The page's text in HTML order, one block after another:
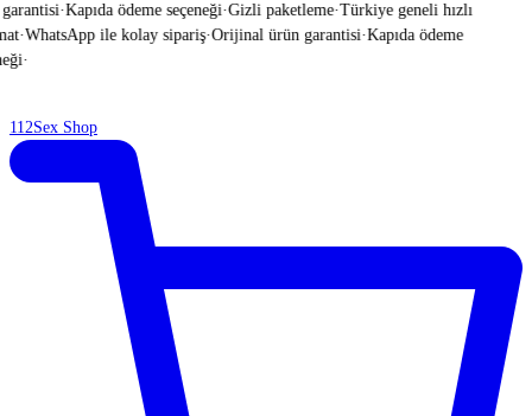
·Kapıda ödeme seçeneği·Gizli paketleme·Türkiye geneli hızlı
·WhatsApp ile kolay sipariş·Orijinal ürün garantisi·Kapıda ödeme
·
112Sex Shop